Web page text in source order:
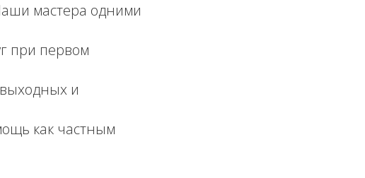
мастера одними
при первом
и
как частным